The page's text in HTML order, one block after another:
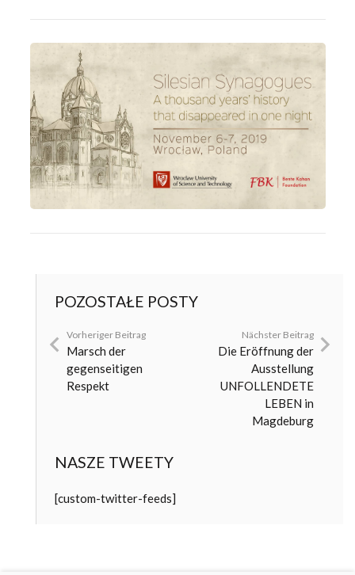
POZOSTAŁE POSTY
Vorheriger Beitrag
Marsch der
gegenseitigen
Respekt
Nächster Beitrag
Die Eröffnung der
Ausstellung
UNFOLLENDETE
LEBEN in
Magdeburg
NASZE TWEETY
[custom-twitter-feeds]